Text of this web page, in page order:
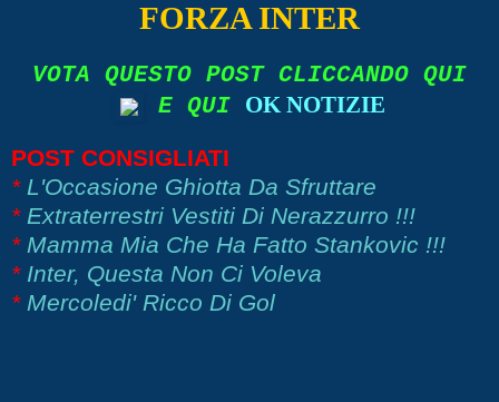
FORZA INTER
VOTA QUESTO POST CLICCANDO QUI
E QUI
OK NOTIZIE
POST CONSIGLIATI
* L'Occasione Ghiotta Da Sfruttare
* Extraterrestri Vestiti Di Nerazzurro !!!
* Mamma Mia Che Ha Fatto Stankovic !!!
* Inter, Questa Non Ci Voleva
* Mercoledi' Ricco Di Gol